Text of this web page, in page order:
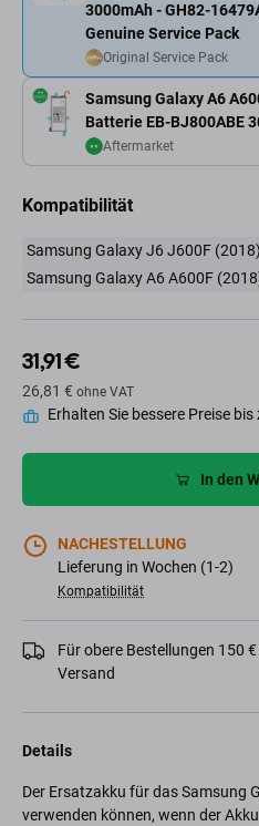
Samsung Galaxy A6
Batterie EB-BJ800ABE
Aftermarket
3000mAh - GH82-
Genuine Service Pack
Original Service Pack
Kompatibilität
Samsung Galaxy J6 J600F (2018)
Samsung Galaxy A6 A600F
31,91 €
26,81 € ohne VAT
Erhalten Sie bessere Preise bis
In den
NACHESTELLUNG
Lieferung in Wochen (1-2)
Kompatibilität
Für obere Bestellungen 150
Versand
Details
Der Ersatzakku für das Samsung
verwenden können, wenn der